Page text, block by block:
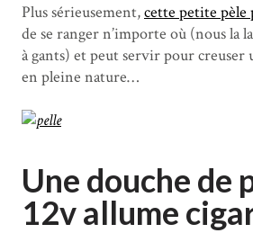
Plus sérieusement,cette petite pèle
de se ranger n’importe où (nous la
à gants) et peut servir pour creuser
en pleine nature…
Une douche de
12v allume